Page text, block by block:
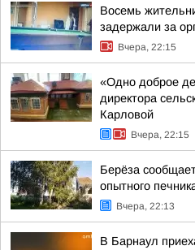
Восемь
задержали за
Вчера, 22:15
«Одно доброе
директора
Карловой
Вчера, 22:15
Берёза
опытного
Вчера, 22:13
В Барнаул